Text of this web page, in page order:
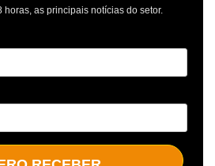
horas, as principais notícias do setor.